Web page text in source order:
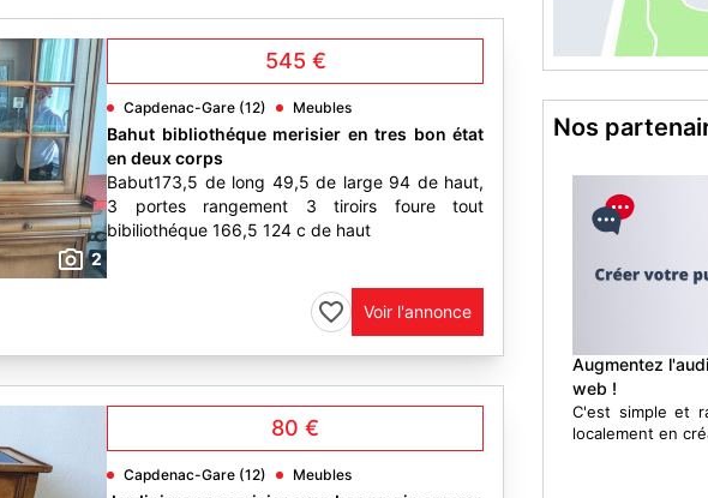
2
545 €
Capdenac-Gare (12) Meubles
Bahut bibliothéque merisier en tres bon état
en deux corps
Babut173,5 de long 49,5 de large 94 de haut,
3 portes rangement 3 tiroirs foure tout
bibiliothéque 166,5 124 c de haut
Voir l'annonce
80 €
Capdenac-Gare (12) Meubles
Nos
Augmentez
web !
C'est simple et
localement en